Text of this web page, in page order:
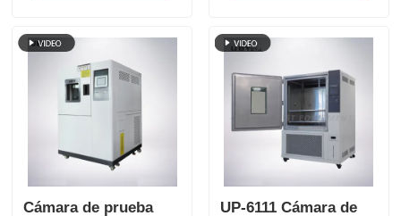
pantalla táctil
capa y interior de
# 304
Cámara de prueba
UP-6111 Cámara de